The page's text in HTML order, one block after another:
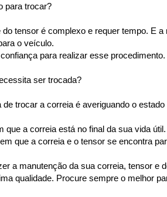
para trocar?
tensor é complexo e requer tempo. E
o veículo.
para realizar esse procedimento.
ser trocada?
trocar a correia é averiguando o
que a correia está no final da sua vida útil.
que a correia e o tensor se encontra
a manutenção da sua correia, tensor
qualidade. Procure sempre o melhor